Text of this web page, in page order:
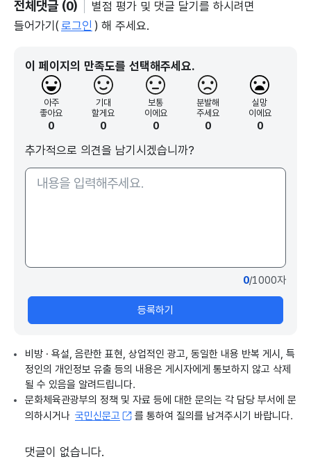
전체댓글 (0)
별점 평가 및 댓글 달기를 하시려면
들어가기( 로그인 ) 해 주세요.
이 페이지의 만족도를 선택해주세요.
아주
좋아요
0
기대
할게요
0
보통
이에요
0
분발해
주세요
0
실망
이에요
0
추가적으로 의견을 남기시겠습니까?
0/1000자
등록하기
비방 · 욕설, 음란한 표현, 상업적인 광고, 동일한 내용 반복 게시, 특
정인의 개인정보 유출 등의 내용은 게시자에게 통보하지 않고 삭제
될 수 있음을 알려드립니다.
문화체육관광부의 정책 및 자료 등에 대한 문의는 각 담당 부서에 문
의하시거나 국민신문고 를 통하여 질의를 남겨주시기 바랍니다.
댓글이 없습니다.